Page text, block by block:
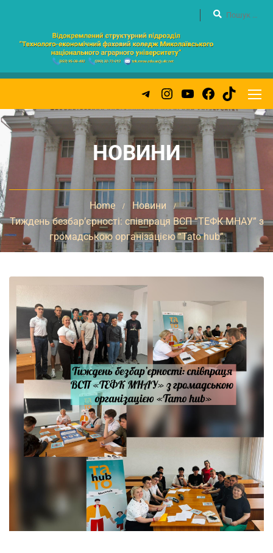
НОВИНИ
Home
Новини
Тиждень безбар’єрності: співпраця ВСП “ТЕФК МНАУ” з
громадською організацією “Tato hub”